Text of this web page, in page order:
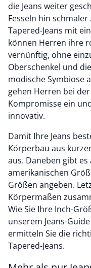
die Jeans weiter
Fesseln hin
Tapered-Jeans mit
können Herren ihre
vernünftig, ohne
Oberschenkel und
modische Symbiose
gehen Herren bei
Kompromisse ein
innovativ.
Damit Ihre Jeans
Körperbau aus
aus. Daneben gibt es
amerikanischen
Größen angeben.
Körpermaßen
Wie Sie Ihre Inch-
unserem Jeans-
ermitteln Sie die
Tapered-Jeans.